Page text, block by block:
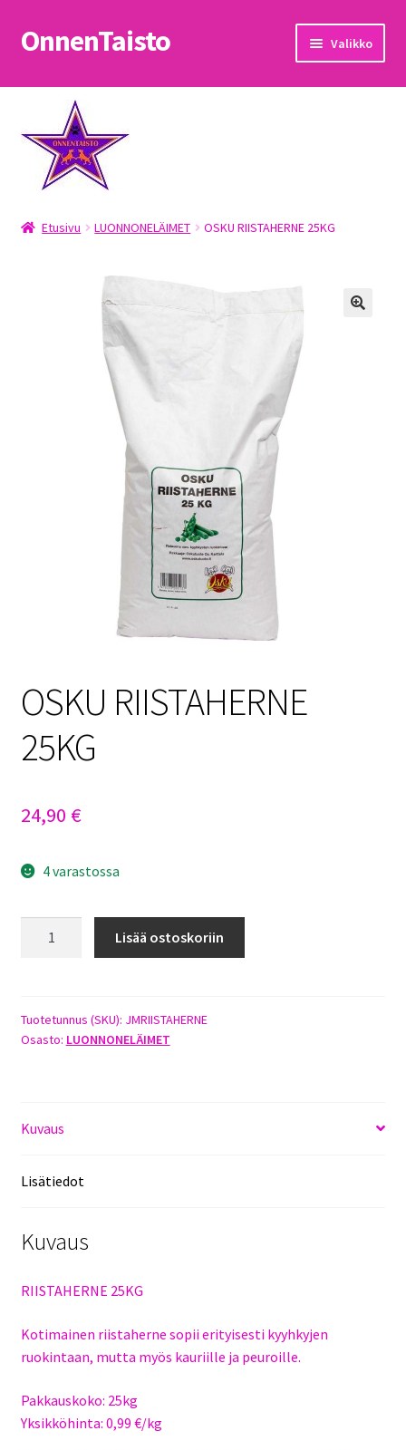
Siirry
navigointiin
Siirry
sisältöön
OnnenTaisto Valikko
Etusivu
Kassa
Oma tili
OnnenTaisto
Tietosuojaseloste
Etusivu LUONNONELÄIMET OSKU RIISTAHERNE 25KG
OSKU RIISTAHERNE
25KG
24,90 €
4 varastossa
Lisää ostoskoriin
Tuotetunnus (SKU): JMRIISTAHERNE
Osasto: LUONNONELÄIMET
Kuvaus
Lisätiedot
Kuvaus
RIISTAHERNE 25KG
Kotimainen riistaherne sopii erityisesti kyyhkyjen
ruokintaan, mutta myös kauriille ja peuroille.
Pakkauskoko: 25kg
Yksikköhinta: 0,99 €/kg